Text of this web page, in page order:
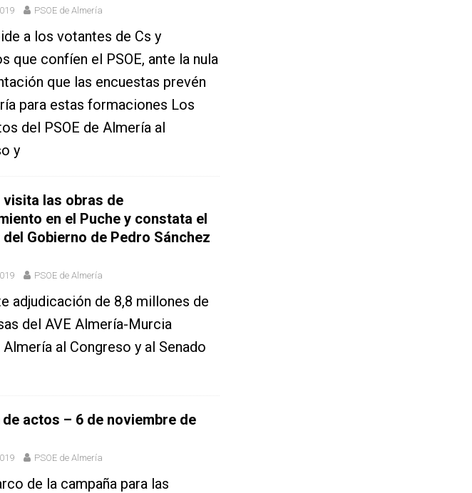
PSOE de Almería
a los votantes de Cs y
que confíen el PSOE, ante la nula
que las encuestas prevén
para estas formaciones Los
del PSOE de Almería al
y
visita las obras de
en el Puche y constata el
Gobierno de Pedro Sánchez
PSOE de Almería
adjudicación de 8,8 millones de
del AVE Almería-Murcia
al Congreso y al Senado
actos – 6 de noviembre de
PSOE de Almería
de la campaña para las